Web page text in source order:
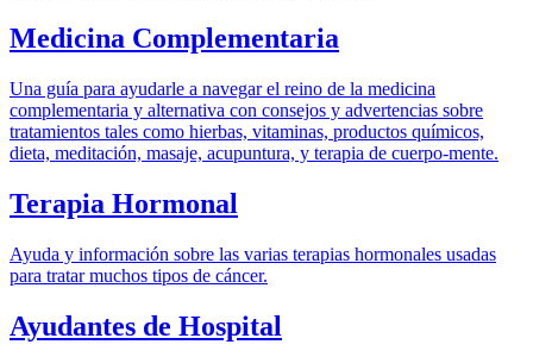
Medicina Complementaria
Una guía para ayudarle a navegar el reino de la medicina
complementaria y alternativa con consejos y advertencias sobre
tratamientos tales como hierbas, vitaminas, productos químicos,
dieta, meditación, masaje, acupuntura, y terapia de cuerpo-mente.
Terapia Hormonal
Ayuda y información sobre las varias terapias hormonales usadas
para tratar muchos tipos de cáncer.
Ayudantes de Hospital